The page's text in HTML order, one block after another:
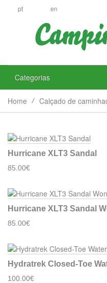
pt en
Categorias
Home Calçado de
Hurricane XLT3 Sandal
85.00€
Hurricane XLT3 Sandal
85.00€
Hydratrek Closed-Toe
100.00€